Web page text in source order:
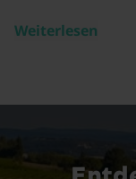
Weiterlesen